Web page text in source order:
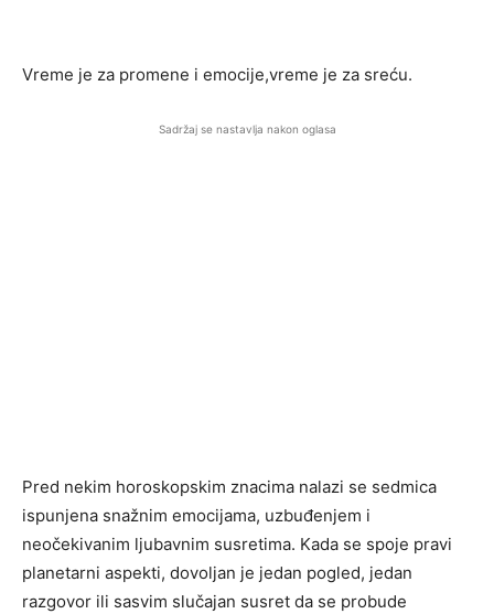
Vreme je za promene i emocije,vreme je za sreću.
Sadržaj se nastavlja nakon oglasa
Pred nekim horoskopskim znacima nalazi se sedmica
ispunjena snažnim emocijama, uzbuđenjem i
neočekivanim ljubavnim susretima. Kada se spoje pravi
planetarni aspekti, dovoljan je jedan pogled, jedan
razgovor ili sasvim slučajan susret da se probude